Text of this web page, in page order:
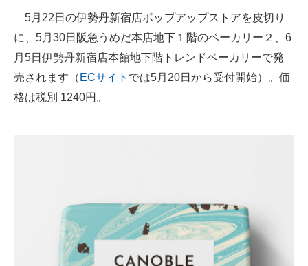
モノづくり技術者専門サイト
電子設計の基本と応用
5月22日の伊勢丹新宿店ポップアップストアを皮切り
に、5月30日阪急うめだ本店地下１階のベーカリー２、6
月5日伊勢丹新宿店本館地下階トレンドベーカリーで発
売されます（ ECサイト では5月20日から受付開始）。価
格は税別 1240円。